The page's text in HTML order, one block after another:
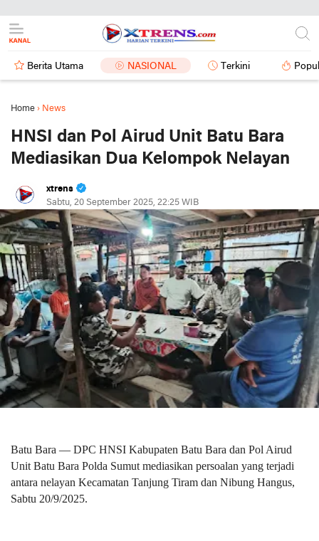
Berita Utama NASIONAL Terkini
Home › News
HNSI dan Pol Airud Unit Batu Bara
Mediasikan Dua Kelompok Nelayan
xtrens
Sabtu, 20 September 2025, 22:25 WIB
Batu Bara — DPC HNSI Kabupaten Batu Bara dan Pol Airud
Unit Batu Bara Polda Sumut mediasikan persoalan yang terjadi
antara nelayan Kecamatan Tanjung Tiram dan Nibung Hangus,
Sabtu 20/9/2025.